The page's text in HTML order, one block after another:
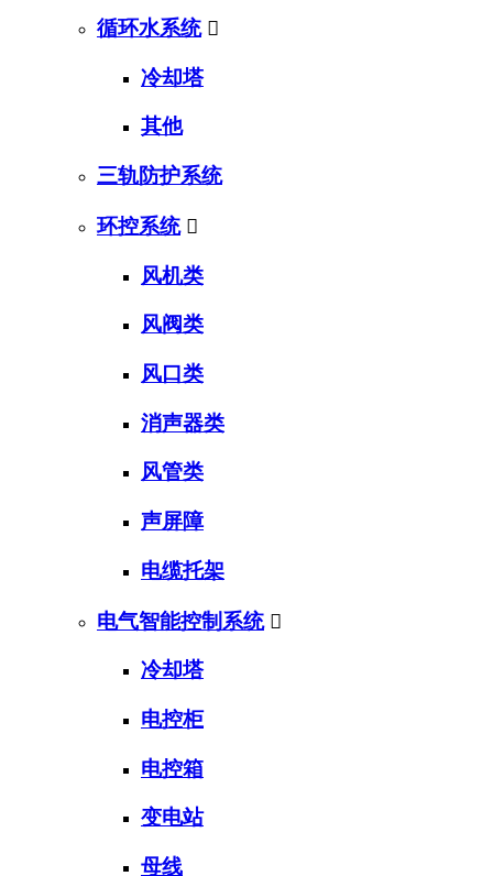
循环水系统 
冷却塔
其他
三轨防护系统
环控系统 
风机类
风阀类
风口类
消声器类
风管类
声屏障
电缆托架
电气智能控制系统 
冷却塔
电控柜
电控箱
变电站
母线